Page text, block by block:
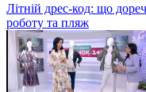
Літній дрес-код: що
роботу та пляж